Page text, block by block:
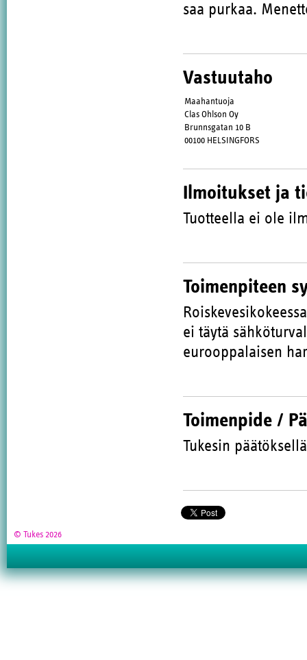
saa purkaa.
Vastuutaho
Maahantuoja
Clas Ohlson Oy
Brunnsgatan 10 B
00100 HELSINGFORS
Ilmoitukset ja
Tuotteella ei ole
Toimenpiteen
ei täytä
eurooppalaisen
Toimenpide /
Tukesin
© Tukes 2026